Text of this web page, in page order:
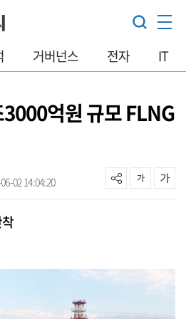
거버넌스 전자 IT
억원 규모 FLNG
02 14:04:20